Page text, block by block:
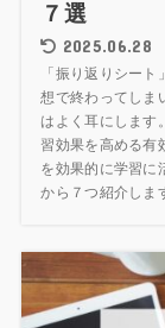
７選
2025.06.28
「振り返りシー
想で終わってしま
はよく耳にします
習効果を高める有
を効果的に学習に
から７つ紹介しま